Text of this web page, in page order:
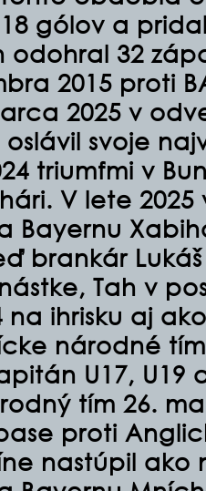
gólov a
odohral 32
2015 proti
2025 v
oslávil svoje
triumfmi v
V lete 2025
Bayernu
brankár
Tah v
na ihrisku aj
národné
U17, U19
tím 26.
proti
nastúpil ako